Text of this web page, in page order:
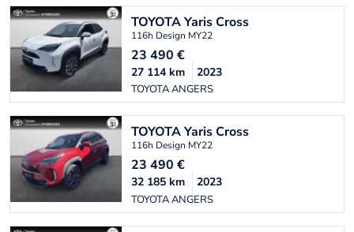
TOYOTAYaris Cross
116h Design MY22
23 490 €
TOYOTA ANGERS
27 114 km 2023
TOYOTAYaris Cross
116h Design MY22
23 490 €
TOYOTA ANGERS
32 185 km 2023